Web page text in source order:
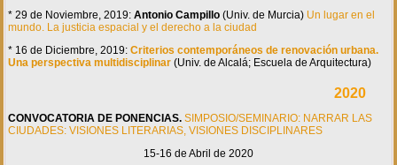
* 29 de Noviembre, 2019:Antonio Campillo (Univ. de Murcia) Un lugar en el
mundo. La justicia espacial y el derecho a la ciudad
* 16 de Diciembre, 2019:Criterios contemporáneos de renovación urbana.
Una perspectiva multidisciplinar (Univ. de Alcalá; Escuela de Arquitectura)
2020
CONVOCATORIA DE PONENCIAS.SIMPOSIO/SEMINARIO: NARRAR LAS
CIUDADES: VISIONES LITERARIAS, VISIONES DISCIPLINARES
15-16 de Abril de 2020